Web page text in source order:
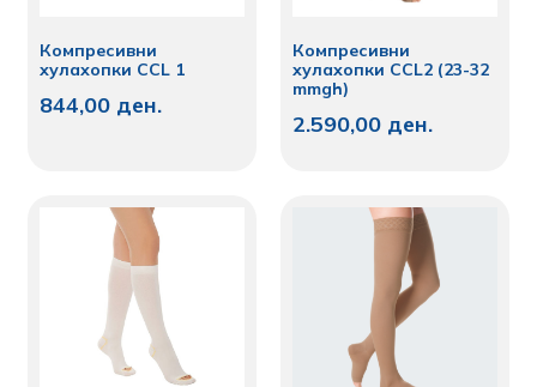
Компресивни
хулахопки CCL 1
844,00 ден.
Компресивни
хулахопки CCL2 (23-32
mmgh)
2.590,00 ден.